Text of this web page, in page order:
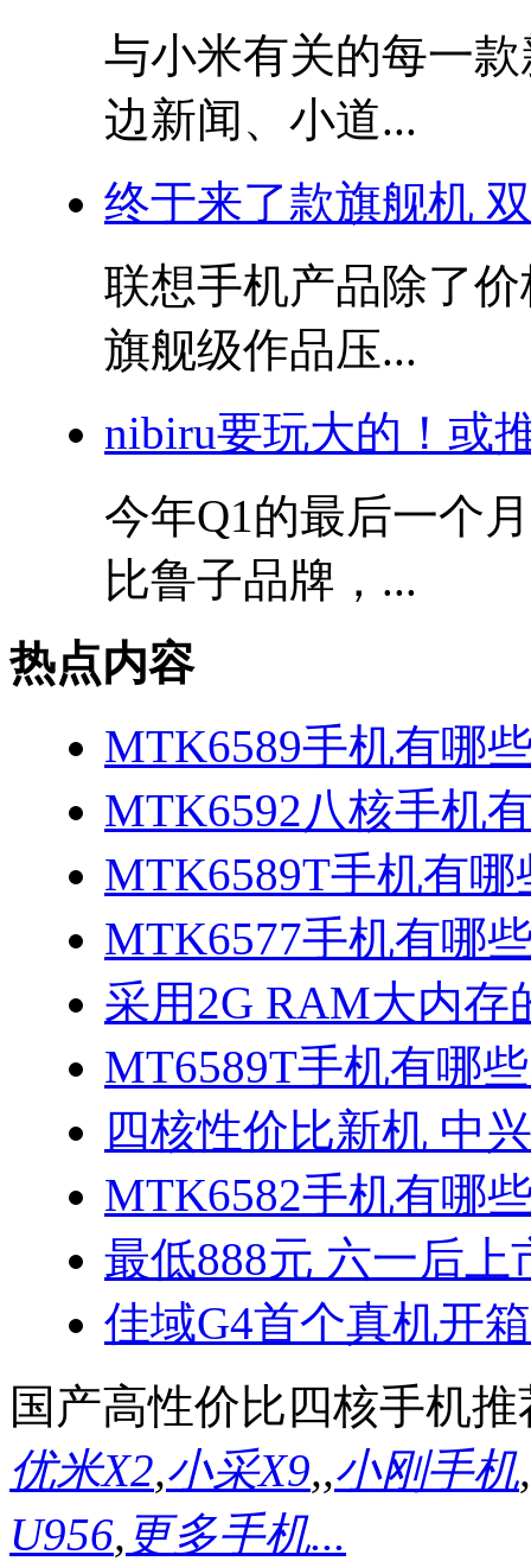
与小米有关的每一
边新闻、小道...
终于来了款旗舰机
联想手机产品除了
旗舰级作品压...
nibiru要玩大的！或
今年Q1的最后一个
比鲁子品牌，...
热点内容
MTK6589手机有哪
MTK6592八核手机
MTK6589T手机有
MTK6577手机有哪
采用2G RAM大内存
MT6589T手机有哪
四核性价比新机 中
MTK6582手机有哪
最低888元 六一后上
佳域G4首个真机开
国产高性价比四核手机推
优米X2,小采X9,,小刚手机,
U956, 更多手机...